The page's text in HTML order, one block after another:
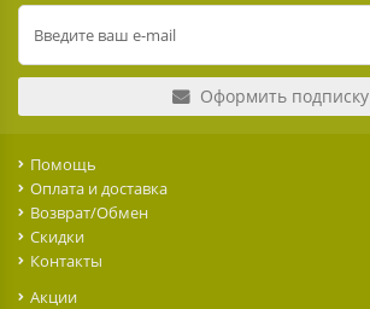
Оформить подписку
Помощь
Оплата и доставка
Возврат/Обмен
Скидки
Контакты
Акции